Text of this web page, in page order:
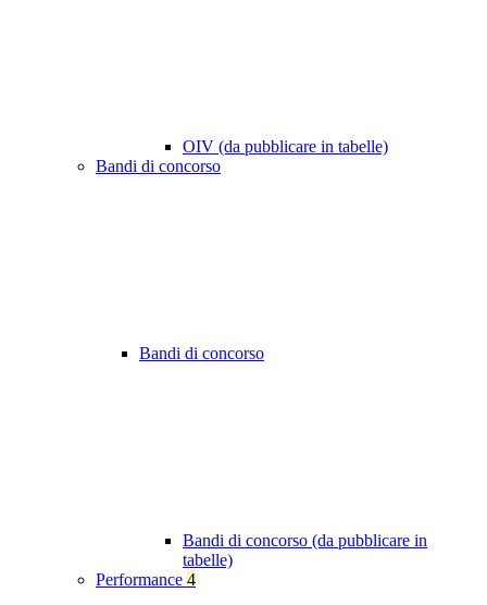
OIV (da pubblicare in tabelle)
Bandi di concorso
Bandi di concorso
Bandi di concorso (da pubblicare in
tabelle)
Performance 4